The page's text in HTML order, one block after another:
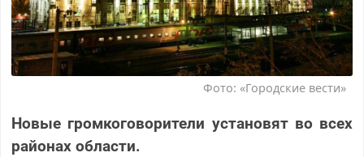
Фото: «Городские вести»
Новые громкоговорители установят во всех
районах области.